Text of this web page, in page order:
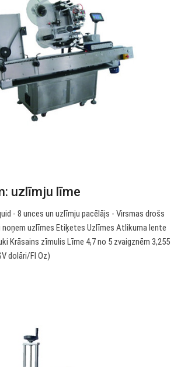
uzlīmju līme
- 8 unces un uzlīmju pacēlājs - Virsmas drošs
uzlīmes Etiķetes Uzlīmes Atlikuma lente
Krāsains zīmulis Līme 4,7 no 5 zvaigznēm 3,255
dolāri/Fl Oz)